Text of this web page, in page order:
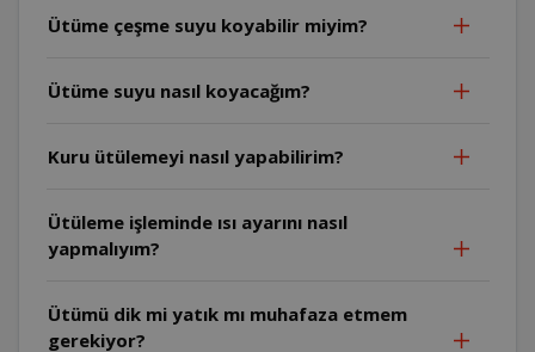
Ütüme çeşme suyu koyabilir miyim?
Ütüme suyu nasıl koyacağım?
Kuru ütülemeyi nasıl yapabilirim?
Ütüleme işleminde ısı ayarını nasıl
yapmalıyım?
Ütümü dik mi yatık mı muhafaza etmem
gerekiyor?